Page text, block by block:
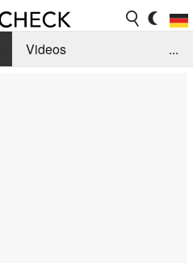
Videos
...